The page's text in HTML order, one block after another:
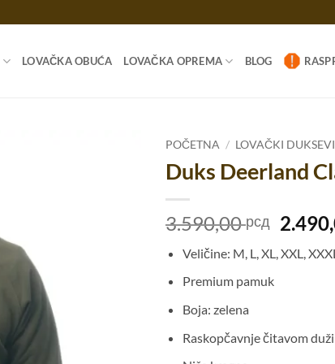
LOVAČKA OBUĆA LOVAČKA OPREMA BLOG
POČETNA / LOVAČKI DUKSEVI
Duks Deerland
3.590,00рсд
je
Veličine: M, L, XL, XXL,
Premium pamuk
Boja: zelena
Raskopčavnje čitavom